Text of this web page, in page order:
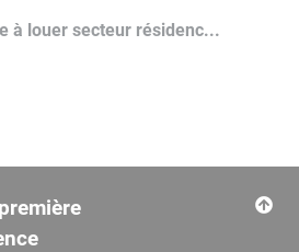
à louer secteur résidenc...